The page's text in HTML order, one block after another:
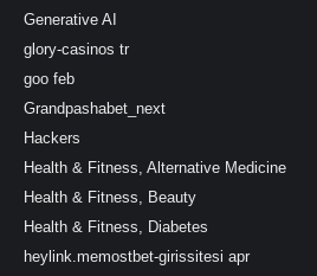
Generative AI
glory-casinos tr
goo feb
Grandpashabet_next
Hackers
Health & Fitness, Alternative Medicine
Health & Fitness, Beauty
Health & Fitness, Diabetes
heylink.memostbet-girissitesi apr